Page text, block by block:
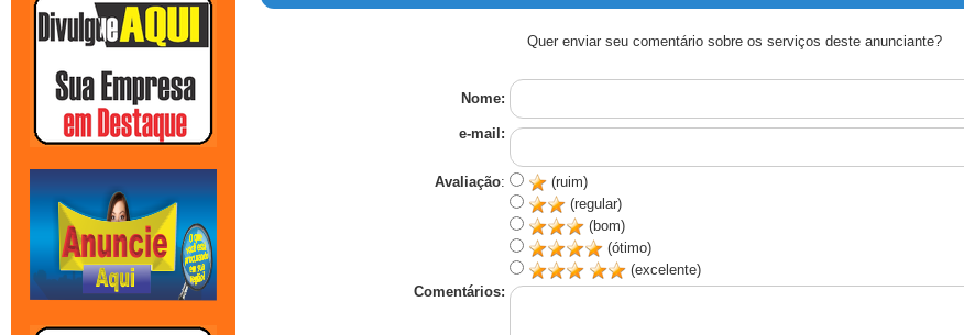
Quer enviar seu comentário sobre os serviços deste anunciante?
Nome:
e-mail:
Avaliação:
(ruim)
(regular)
(bom)
(ótimo)
(excelente)
Comentários: